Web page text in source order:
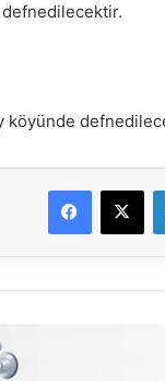
köyünde
Facebook
X